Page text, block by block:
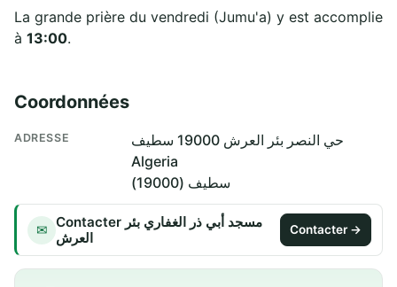
La grande prière du vendredi (Jumu'a) y est accomplie
à 13:00.
Coordonnées
ADRESSE
حي النصر بئر العرش 19000 سطيف
Algeria
سطيف (19000)
✉ Contacter مسجد أبي ذر الغفاري بئر
العرش
Contacter →